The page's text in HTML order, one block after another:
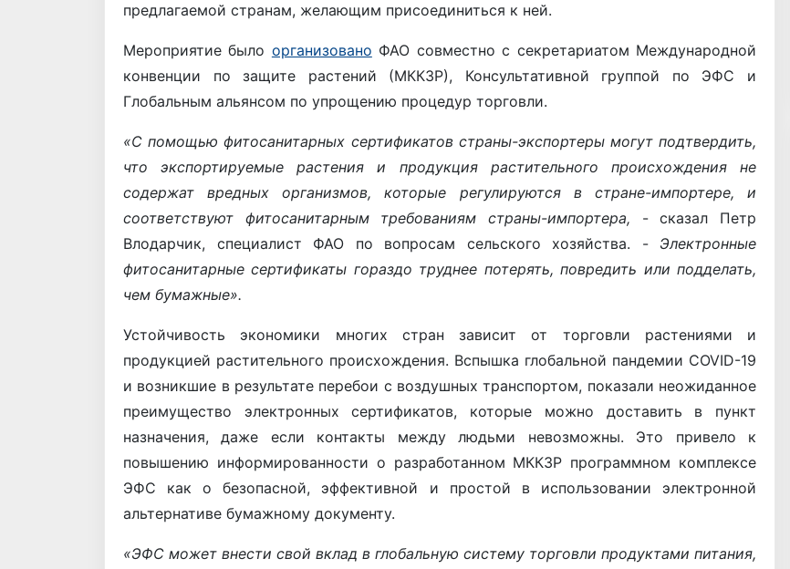
предлагаемой странам, желающим присоединиться к ней.
Мероприятие было организовано ФАО совместно с секретариатом Международной
конвенции по защите растений (МККЗР), Консультативной группой по ЭФС и
Глобальным альянсом по упрощению процедур торговли.
«С помощью фитосанитарных сертификатов страны-экспортеры могут подтвердить,
что экспортируемые растения и продукция растительного происхождения не
содержат вредных организмов, которые регулируются в стране-импортере, и
соответствуют фитосанитарным требованиям страны-импортера, - сказал Петр
Влодарчик, специалист ФАО по вопросам сельского хозяйства. - Электронные
фитосанитарные сертификаты гораздо труднее потерять, повредить или подделать,
чем бумажные».
Устойчивость экономики многих стран зависит от торговли растениями и
продукцией растительного происхождения. Вспышка глобальной пандемии COVID-19
и возникшие в результате перебои с воздушных транспортом, показали неожиданное
преимущество электронных сертификатов, которые можно доставить в пункт
назначения, даже если контакты между людьми невозможны. Это привело к
повышению информированности о разработанном МККЗР программном комплексе
ЭФС как о безопасной, эффективной и простой в использовании электронной
альтернативе бумажному документу.
«ЭФС может внести свой вклад в глобальную систему торговли продуктами питания,